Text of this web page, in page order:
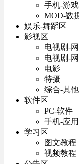
手机-游戏
MOD-数
娱乐-舞蹈区
影视区
电视剧-
电视剧-
电影
特摄
综合-其他
软件区
PC-软件
手机-应用
学习区
图文教程
视频教程